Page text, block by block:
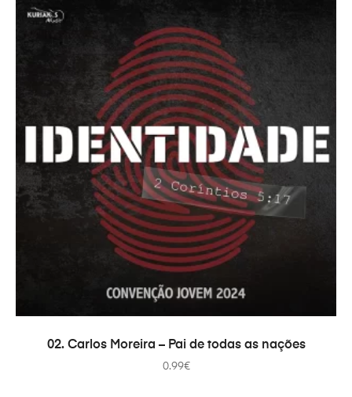
COMPRAR
02. Carlos Moreira – Pai de todas as nações
0.99€